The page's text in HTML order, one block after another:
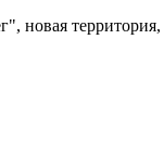
новая территория,